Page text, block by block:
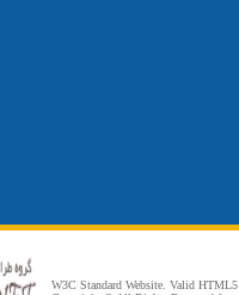
W3C Standard Website. Valid HTML5